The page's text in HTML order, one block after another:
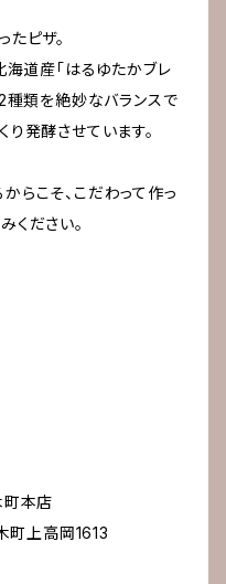
たピザ。
道産「はるゆたかブレ
種類を絶妙なバランスで
り発酵させています。
らこそ、こだわって作っ
ください。
本店
上高岡1613